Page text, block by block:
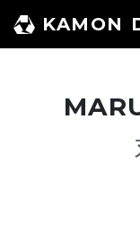
ン
KAMON